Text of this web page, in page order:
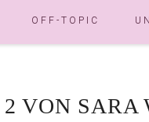
OFF-TOPIC
VON SARA